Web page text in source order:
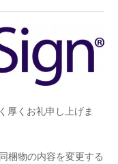
厚くお礼申し上げま
梱物の内容を変更する